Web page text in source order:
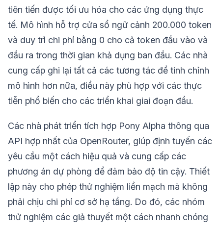
tiên tiến được tối ưu hóa cho các ứng dụng thực
tế. Mô hình hỗ trợ cửa sổ ngữ cảnh 200.000 token
và duy trì chi phí bằng 0 cho cả token đầu vào và
đầu ra trong thời gian khả dụng ban đầu. Các nhà
cung cấp ghi lại tất cả các tương tác để tinh chỉnh
mô hình hơn nữa, điều này phù hợp với các thực
tiễn phổ biến cho các triển khai giai đoạn đầu.
Các nhà phát triển tích hợp Pony Alpha thông qua
API hợp nhất của OpenRouter, giúp định tuyến các
yêu cầu một cách hiệu quả và cung cấp các
phương án dự phòng để đảm bảo độ tin cậy. Thiết
lập này cho phép thử nghiệm liền mạch mà không
phải chịu chi phí cơ sở hạ tầng. Do đó, các nhóm
thử nghiệm các giả thuyết một cách nhanh chóng